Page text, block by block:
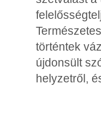
történtek
újdonsült
helyzetről,